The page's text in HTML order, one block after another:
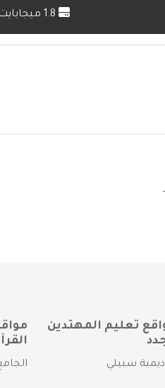
تعليم المهتدين
سبيلي